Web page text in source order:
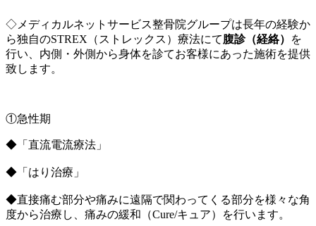
◇メディカルネットサービス整骨院グループは長年の経験か
ら独自のSTREX（ストレックス）療法にて腹診（経絡）
を
行い、内側・外側から身体を診てお客様にあった施術を提供
致します。
①急性期
◆「直流電流療法」
◆「はり治療」
◆直接痛む部分や痛みに遠隔で関わってくる部分を様々な角
度から治療し、痛みの緩和（Cure/キュア）を行います。